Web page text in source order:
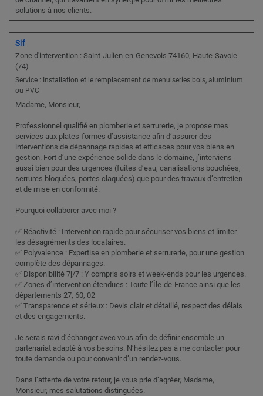
solutions à nos clients.
Sif
Zone d'intervention : Saint-Julien-en-Genevois 74160, Haute-Savoie
(74)
Service : Installation et le remplacement de menuiseries bois, aluminium
ou PVC
Madame, Monsieur,
Professionnel qualifié en plomberie et serrurerie, je propose mes
services aux plates-formes d’assistance afin d’assurer des
interventions de dépannage rapides et efficaces pour vos biens en
gestion. Fort d’une expérience solide dans le domaine, j’interviens
aussi bien pour des urgences (fuites d’eau, canalisations bouchées,
serrures bloquées, portes claquées) que pour des travaux d’entretien
et de mise en conformité.
Pourquoi collaborer avec moi ?
✅ Réactivité : Intervention rapide pour sécuriser vos biens et limiter
les désagréments des locataires.
✅ Polyvalence : Expertise en plomberie et serrurerie, pour une gestion
complète des dépannages.
✅ Disponibilité 7j/7 : Y compris soirs et week-ends pour les urgences.
✅ Zones d’intervention étendues : Toute l’Île-de-France ainsi que les
départements 27, 60, 02
✅ Transparence et sérieux : Devis clair et détaillé, respect des délais
et des engagements.
Je serais ravi d’échanger avec vous afin de définir ensemble un
partenariat adapté à vos besoins. N’hésitez pas à me contacter pour
toute demande ou pour convenir d’un rendez-vous.
Dans l’attente de votre retour, je vous prie d’agréer, Madame,
Monsieur, mes salutations distinguées.